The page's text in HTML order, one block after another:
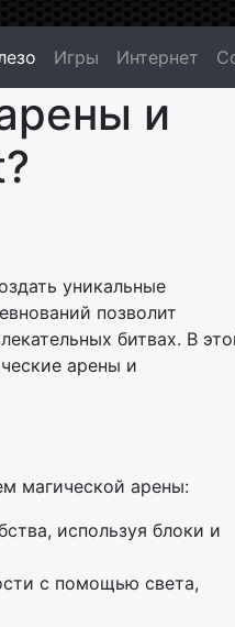
Игры Интернет
и
уникальные
позволит
битвах. В
арены и
магической арены:
используя блоки и
с помощью света,